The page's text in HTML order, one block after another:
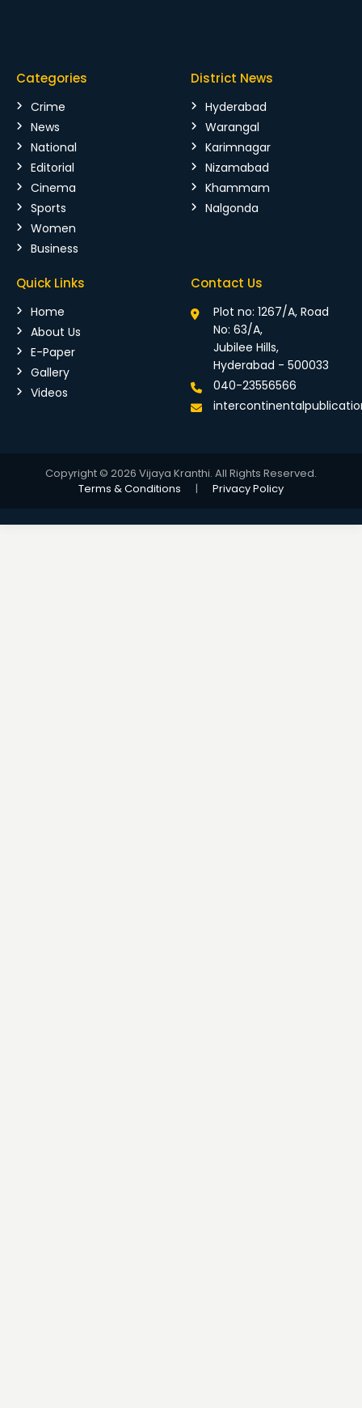
Categories
Crime
News
National
Editorial
Cinema
Sports
Women
Business
District News
Hyderabad
Warangal
Karimnagar
Nizamabad
Khammam
Nalgonda
Quick Links
Home
About Us
E-Paper
Gallery
Videos
Contact Us
Plot no: 1267/A, Road
No: 63/A,
Jubilee Hills,
Hyderabad - 500033
040-23556566
Copyright © 2026 Vijaya Kranthi. All Rights Reserved.
Terms & Conditions
| Privacy Policy